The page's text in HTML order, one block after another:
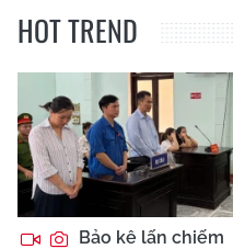
HOT TREND
Bảo kê lấn chiếm